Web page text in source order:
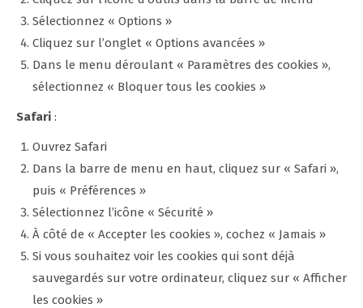
Sélectionnez « Options »
Cliquez sur l’onglet « Options avancées »
Dans le menu déroulant « Paramètres des cookies »,
sélectionnez « Bloquer tous les cookies »
Safari :
Ouvrez Safari
Dans la barre de menu en haut, cliquez sur « Safari »,
puis « Préférences »
Sélectionnez l’icône « Sécurité »
À côté de « Accepter les cookies », cochez « Jamais »
Si vous souhaitez voir les cookies qui sont déjà
sauvegardés sur votre ordinateur, cliquez sur « Afficher
les cookies »